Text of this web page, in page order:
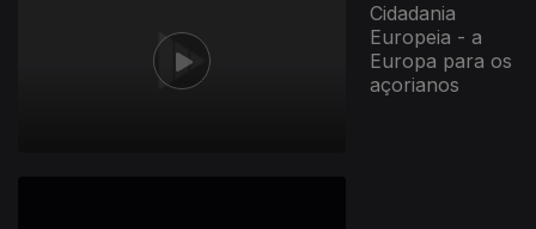
Cidadania
Europeia - a
Europa para os
açorianos